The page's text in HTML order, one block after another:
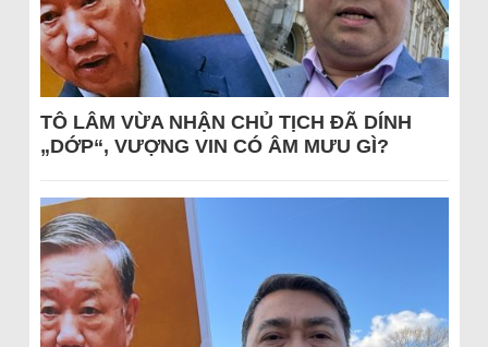
TÔ LÂM VỪA NHẬN CHỦ TỊCH ĐÃ DÍNH
„DỚP“, VƯỢNG VIN CÓ ÂM MƯU GÌ?